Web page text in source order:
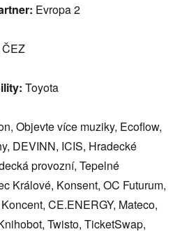
Evropa 2
ČEZ
Toyota
Objevte více muziky, Ecoflow,
DEVINN, ICIS, Hradecké
provozní, Tepelné
Králové, Konsent, OC Futurum,
CE.ENERGY, Mateco,
Twisto, TicketSwap,